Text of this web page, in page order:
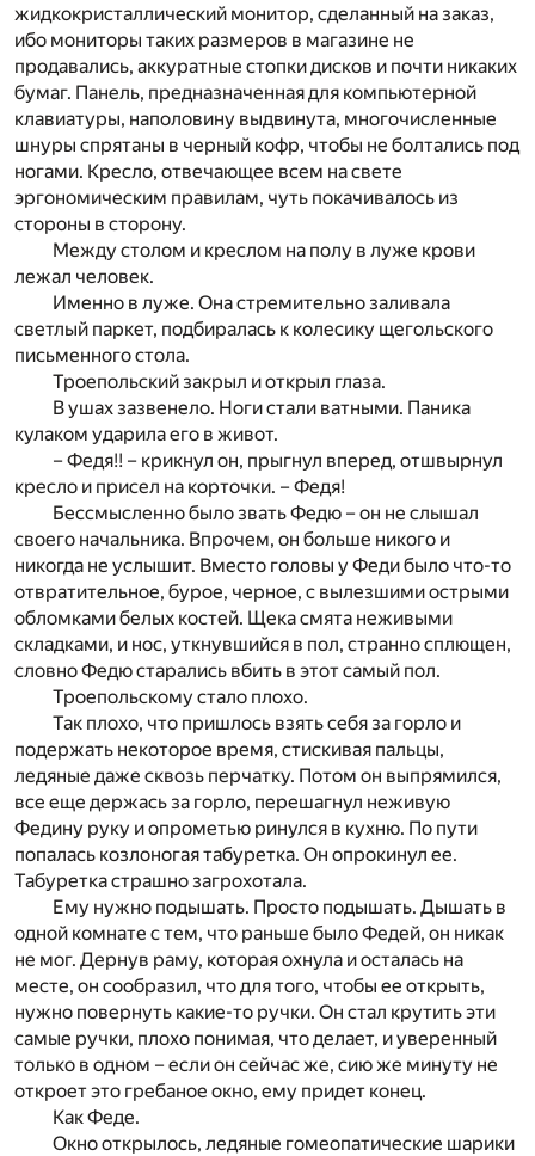
жидкокристаллический монитор, сделанный на заказ,
ибо мониторы таких размеров в магазине не
продавались, аккуратные стопки дисков и почти никаких
бумаг. Панель, предназначенная для компьютерной
клавиатуры, наполовину выдвинута, многочисленные
шнуры спрятаны в черный кофр, чтобы не болтались под
ногами. Кресло, отвечающее всем на свете
эргономическим правилам, чуть покачивалось из
стороны в сторону.
Между столом и креслом на полу в луже крови
лежал человек.
Именно в луже. Она стремительно заливала
светлый паркет, подбиралась к колесику щегольского
письменного стола.
Троепольский закрыл и открыл глаза.
В ушах зазвенело. Ноги стали ватными. Паника
кулаком ударила его в живот.
– Федя!! – крикнул он, прыгнул вперед, отшвырнул
кресло и присел на корточки. – Федя!
Бессмысленно было звать Федю – он не слышал
своего начальника. Впрочем, он больше никого и
никогда не услышит. Вместо головы у Феди было что-то
отвратительное, бурое, черное, с вылезшими острыми
обломками белых костей. Щека смята неживыми
складками, и нос, уткнувшийся в пол, странно сплющен,
словно Федю старались вбить в этот самый пол.
Троепольскому стало плохо.
Так плохо, что пришлось взять себя за горло и
подержать некоторое время, стискивая пальцы,
ледяные даже сквозь перчатку. Потом он выпрямился,
все еще держась за горло, перешагнул неживую
Федину руку и опрометью ринулся в кухню. По пути
попалась козлоногая табуретка. Он опрокинул ее.
Табуретка страшно загрохотала.
Ему нужно подышать. Просто подышать. Дышать в
одной комнате с тем, что раньше было Федей, он никак
не мог. Дернув раму, которая охнула и осталась на
месте, он сообразил, что для того, чтобы ее открыть,
нужно повернуть какие-то ручки. Он стал крутить эти
самые ручки, плохо понимая, что делает, и уверенный
только в одном – если он сейчас же, сию же минуту не
откроет это гребаное окно, ему придет конец.
Как Феде.
Окно открылось, ледяные гомеопатические шарики